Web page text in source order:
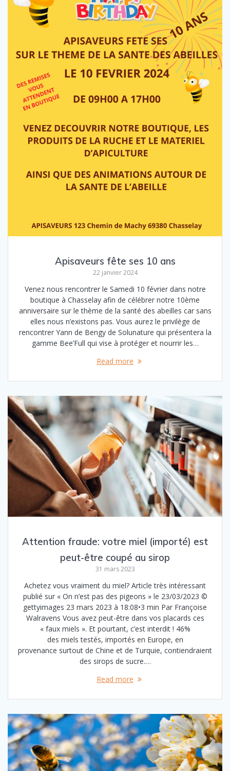
Apisaveurs fête ses 10 ans
22 janvier 2024
Venez nous rencontrer le Samedi 10 février dans notre
boutique à Chasselay afin de célébrer notre 10ème
anniversaire sur le thème de la santé des abeilles car sans
elles nous n’existons pas. Vous aurez le privilège de
rencontrer Yann de Bengy de Solunature qui présentera la
gamme Bee’Full qui vise à protéger et nourrir les…
Read more
Attention fraude: votre miel (importé) est
peut-être coupé au sirop
31 mars 2023
Achetez vous vraiment du miel? Article très intéressant
publié sur « On n’est pas des pigeons » le 23/03/2023 ©
gettyimages 23 mars 2023 à 18:08•3 min Par Françoise
Walravens Vous avez peut-être dans vos placards ces
« faux miels ». Et pourtant, c’est interdit ! 46%
des miels testés, importés en Europe, en
provenance surtout de Chine et de Turquie, contiendraient
des sirops de sucre.…
Read more